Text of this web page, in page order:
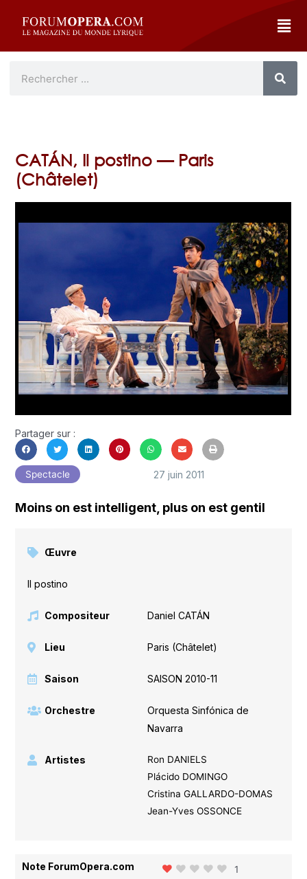
CATÁN, Il postino — Paris
(Châtelet)
Partager sur :
Spectacle 27 juin 2011
Moins on est intelligent, plus on est gentil
Œuvre
Il postino
Compositeur Daniel CATÁN
Lieu Paris (Châtelet)
Saison SAISON 2010-11
Orchestre
Orquesta Sinfónica de
Navarra
Artistes
Ron DANIELS
Plácido DOMINGO
Cristina GALLARDO-DOMAS
Jean-Yves OSSONCE
Note ForumOpera.com 1